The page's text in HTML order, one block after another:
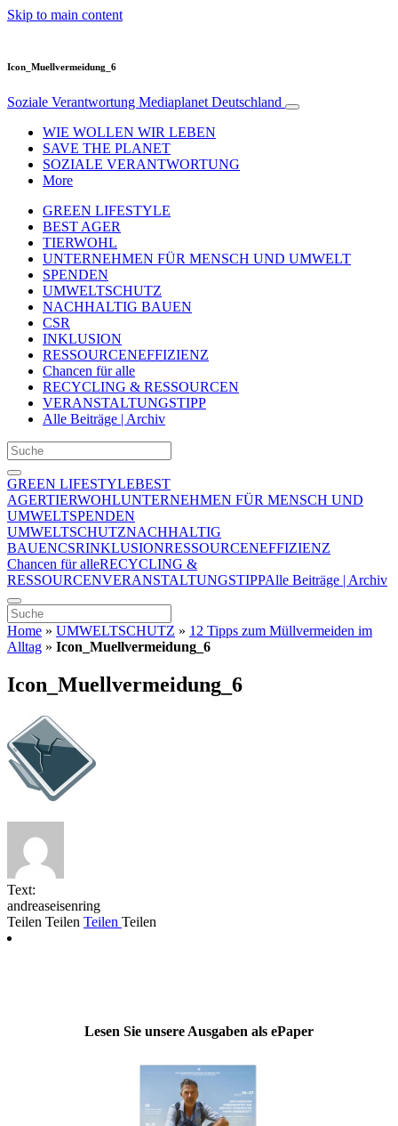
Skip to main content
Icon_Muellvermeidung_6
Soziale Verantwortung Mediaplanet Deutschland
WIE WOLLEN WIR LEBEN
SAVE THE PLANET
SOZIALE VERANTWORTUNG
More
GREEN LIFESTYLE
BEST AGER
TIERWOHL
UNTERNEHMEN FÜR MENSCH UND UMWELT
SPENDEN
UMWELTSCHUTZ
NACHHALTIG BAUEN
CSR
INKLUSION
RESSOURCENEFFIZIENZ
Chancen für alle
RECYCLING & RESSOURCEN
VERANSTALTUNGSTIPP
Alle Beiträge | Archiv
GREEN LIFESTYLEBEST
AGERTIERWOHLUNTERNEHMEN FÜR MENSCH UND
UMWELTSPENDEN
UMWELTSCHUTZNACHHALTIG
BAUENCSRINKLUSIONRESSOURCENEFFIZIENZ
Chancen für alleRECYCLING &
RESSOURCENVERANSTALTUNGSTIPPAlle Beiträge | Archiv
Home » UMWELTSCHUTZ » 12 Tipps zum Müllvermeiden im
Alltag » Icon_Muellvermeidung_6
Icon_Muellvermeidung_6
Text:
andreaseisenring
Teilen Teilen Teilen Teilen
Lesen Sie unsere Ausgaben als ePaper